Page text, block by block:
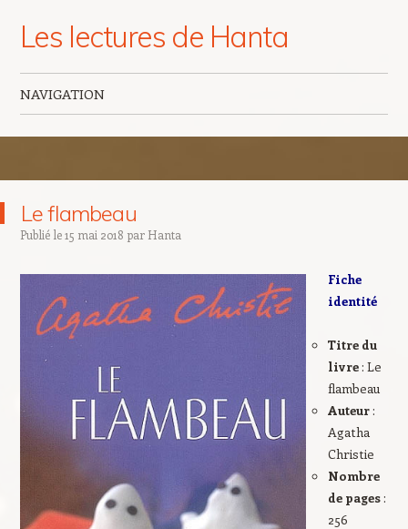
Les lectures de Hanta
NAVIGATION
Le flambeau
Publié le15 mai 2018 par Hanta
Fiche
identité
Titre du
livre: Le
flambeau
Auteur:
Agatha
Christie
Nombre
de pages:
256